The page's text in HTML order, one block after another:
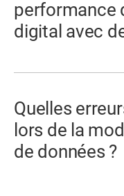
performance
digital avec
Quelles
lors de la
de données ?